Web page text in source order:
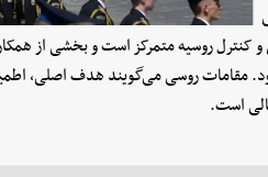
کنترل روسیه متمرکز است و بخشی از
روسی می‌گویند هدف اصلی،
است.